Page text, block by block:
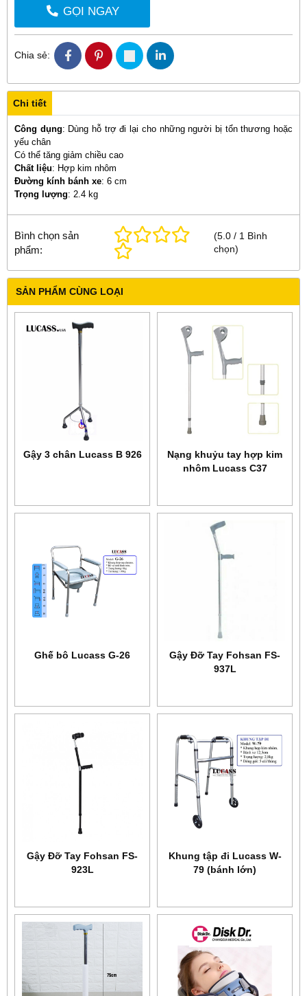
GỌI NGAY
Chia sẻ:
Chi tiết
Công dụng: Dùng hỗ trợ đi lại cho những người bị tổn thương hoặc
yếu chân
Có thể tăng giảm chiều cao
Chất liệu: Hợp kim nhôm
Đường kính bánh xe: 6 cm
Trọng lượng: 2.4 kg
Bình chọn sản
phẩm:
(5.0 / 1 Bình
chọn)
SẢN PHẨM CÙNG LOẠI
Gậy 3 chân Lucass B 926
Nạng khuỷu tay hợp kim
nhôm Lucass C37
Ghế bô Lucass G-26
Gậy Đỡ Tay Fohsan FS-
937L
Gậy Đỡ Tay Fohsan FS-
923L
Khung tập đi Lucass W-
79 (bánh lớn)